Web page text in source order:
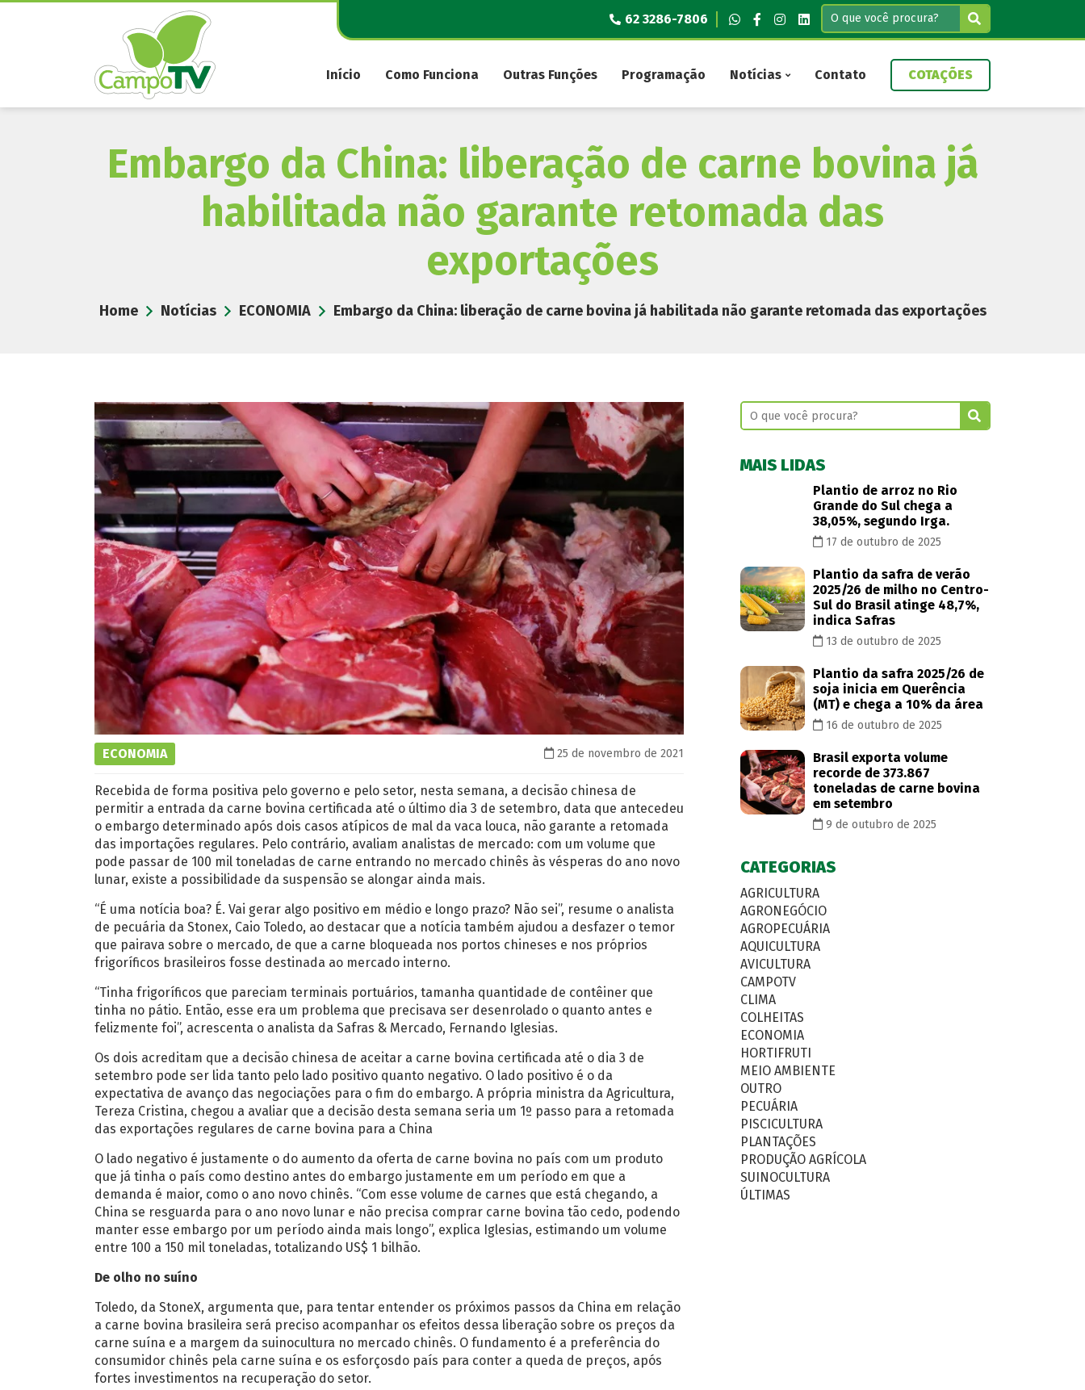
Pular
62 3286-7806
Início Como Funciona Outras Funções Programação Notícias Contato COTAÇÕES
Embargo da China: liberação de carne bovina já
habilitada não garante retomada das
exportações
Home Notícias ECONOMIA Embargo da China: liberação de carne bovina já habilitada não garante retomada das exportações
ECONOMIA 25 de novembro de 2021
Recebida de forma positiva pelo governo e pelo setor, nesta semana, a decisão chinesa de
permitir a entrada da carne bovina certificada até o último dia 3 de setembro, data que antecedeu
o embargo determinado após dois casos atípicos de mal da vaca louca, não garante a retomada
das importações regulares. Pelo contrário, avaliam analistas de mercado: com um volume que
pode passar de 100 mil toneladas de carne entrando no mercado chinês às vésperas do ano novo
lunar, existe a possibilidade da suspensão se alongar ainda mais.
“É uma notícia boa? É. Vai gerar algo positivo em médio e longo prazo? Não sei”, resume o analista
de pecuária da Stonex, Caio Toledo, ao destacar que a notícia também ajudou a desfazer o temor
que pairava sobre o mercado, de que a carne bloqueada nos portos chineses e nos próprios
frigoríficos brasileiros fosse destinada ao mercado interno.
“Tinha frigoríficos que pareciam terminais portuários, tamanha quantidade de contêiner que
tinha no pátio. Então, esse era um problema que precisava ser desenrolado o quanto antes e
felizmente foi”, acrescenta o analista da Safras & Mercado, Fernando Iglesias.
Os dois acreditam que a decisão chinesa de aceitar a carne bovina certificada até o dia 3 de
setembro pode ser lida tanto pelo lado positivo quanto negativo. O lado positivo é o da
expectativa de avanço das negociações para o fim do embargo. A própria ministra da Agricultura,
Tereza Cristina, chegou a avaliar que a decisão desta semana seria um 1º passo para a retomada
das exportações regulares de carne bovina para a China
O lado negativo é justamente o do aumento da oferta de carne bovina no país com um produto
que já tinha o país como destino antes do embargo justamente em um período em que a
demanda é maior, como o ano novo chinês. “Com esse volume de carnes que está chegando, a
China se resguarda para o ano novo lunar e não precisa comprar carne bovina tão cedo, podendo
manter esse embargo por um período ainda mais longo”, explica Iglesias, estimando um volume
entre 100 a 150 mil toneladas, totalizando US$ 1 bilhão.
De olho no suíno
Toledo, da StoneX, argumenta que, para tentar entender os próximos passos da China em relação
a carne bovina brasileira será preciso acompanhar os efeitos dessa liberação sobre os preços da
carne suína e a margem da suinocultura no mercado chinês. O fundamento é a preferência do
consumidor chinês pela carne suína e os esforçosdo país para conter a queda de preços, após
fortes investimentos na recuperação do setor.
MAIS LIDAS
Plantio de arroz no Rio
Grande do Sul chega a
38,05%, segundo Irga.
17 de outubro de 2025
Plantio da safra de verão
2025/26 de milho no Centro-
Sul do Brasil atinge 48,7%,
indica Safras
13 de outubro de 2025
Plantio da safra 2025/26 de
soja inicia em Querência
(MT) e chega a 10% da área
16 de outubro de 2025
Brasil exporta volume
recorde de 373.867
toneladas de carne bovina
em setembro
9 de outubro de 2025
CATEGORIAS
AGRICULTURA
AGRONEGÓCIO
AGROPECUÁRIA
AQUICULTURA
AVICULTURA
CAMPOTV
CLIMA
COLHEITAS
ECONOMIA
HORTIFRUTI
MEIO AMBIENTE
OUTRO
PECUÁRIA
PISCICULTURA
PLANTAÇÕES
PRODUÇÃO AGRÍCOLA
SUINOCULTURA
ÚLTIMAS